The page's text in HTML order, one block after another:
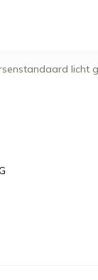
licht